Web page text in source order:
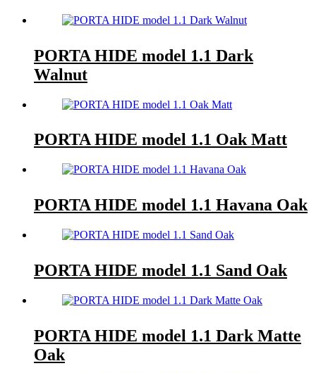
PORTA HIDE model 1.1 Dark
Walnut
PORTA HIDE model 1.1 Oak Matt
PORTA HIDE model 1.1 Havana Oak
PORTA HIDE model 1.1 Sand Oak
PORTA HIDE model 1.1 Dark Matte
Oak